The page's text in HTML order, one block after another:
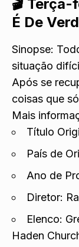
🎬 Terça-
É De
Sinopse:
situação
Após se
coisas que
Mais
Título
País de
Ano de
Diretor:
Elenco:
Haden